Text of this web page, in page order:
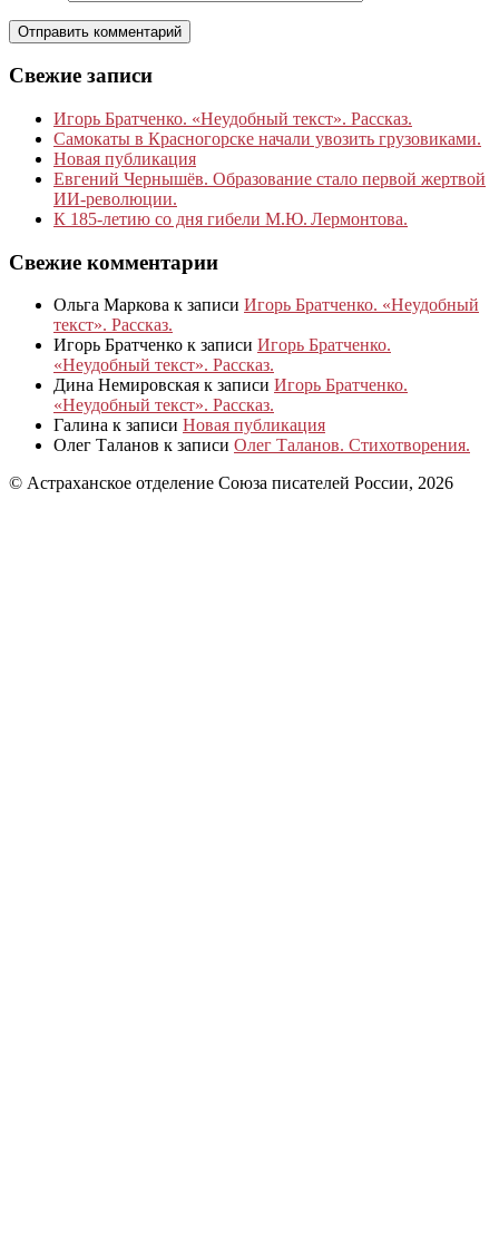
Свежие записи
Игорь Братченко. «Неудобный текст». Рассказ.
Самокаты в Красногорске начали увозить грузовиками.
Новая публикация
Евгений Чернышёв. Образование стало первой жертвой
ИИ-революции.
К 185‑летию со дня гибели М.Ю. Лермонтова.
Свежие комментарии
Ольга Маркова к записи Игорь Братченко. «Неудобный
текст». Рассказ.
Игорь Братченко к записи Игорь Братченко.
«Неудобный текст». Рассказ.
Дина Немировская к записи Игорь Братченко.
«Неудобный текст». Рассказ.
Галина к записи Новая публикация
Олег Таланов к записи Олег Таланов. Стихотворения.
© Астраханское отделение Союза писателей России, 2026